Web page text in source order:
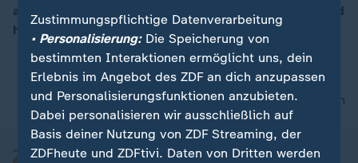
anderes? Private Berufsberatungen können gegen Geld
helfen, aber lohnt sich das?
nach oben
Zustimmungspflichtige Datenverarbeitung
• Personalisierung:Die Speicherung von
bestimmten Interaktionen ermöglicht uns, dein
Erlebnis im Angebot des ZDF an dich anzupassen
und Personalisierungsfunktionen anzubieten.
Dabei personalisieren wir ausschließlich auf
Basis deiner Nutzung von ZDF Streaming, der
ZDFheute und ZDFtivi. Daten von Dritten werden